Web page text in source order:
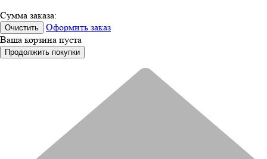
Сумма заказа:
Очистить
Оформить заказ
Ваша корзина пуста
Продолжить покупки